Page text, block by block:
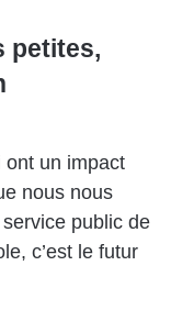
petites,
ont un impact
nous nous
public de
c’est le futur